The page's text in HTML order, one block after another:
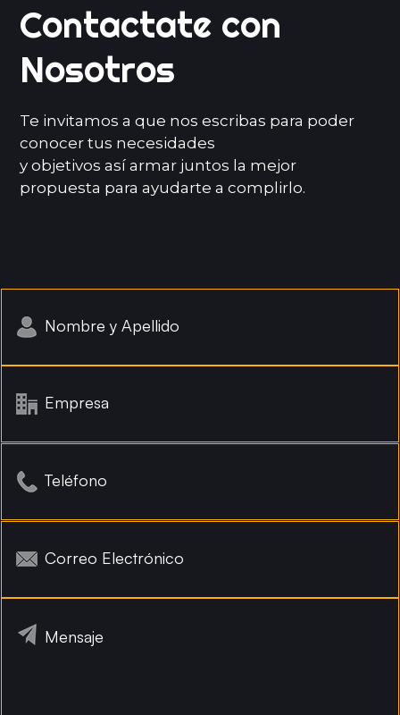
Contactate con
Nosotros
Te invitamos a que nos escribas para poder
conocer tus necesidades
y objetivos así armar juntos la mejor
propuesta para ayudarte a complirlo.